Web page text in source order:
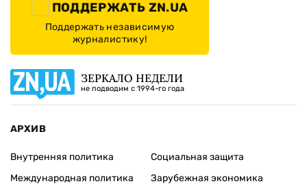
ПОДДЕРЖАТЬ ZN.UA
Поддержать независимую
журналистику!
ЗЕРКАЛО НЕДЕЛИ
не подводим с 1994-го года
АРХИВ
Внутренняя политика
Международная политика
Социальная защита
Зарубежная экономика